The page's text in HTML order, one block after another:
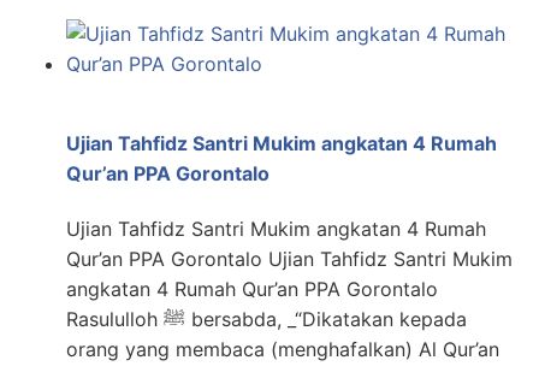
Ujian Tahfidz Santri Mukim angkatan 4 Rumah
Qur’an PPA Gorontalo
Ujian Tahfidz Santri Mukim angkatan 4 Rumah
Qur’an PPA Gorontalo Ujian Tahfidz Santri Mukim
angkatan 4 Rumah Qur’an PPA Gorontalo
Rasululloh ﷺ bersabda, _“Dikatakan kepada
orang yang membaca (menghafalkan) Al Qur’an